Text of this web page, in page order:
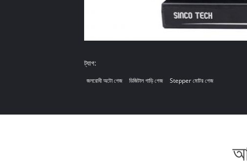
ট্যাগ:
জলরোধী অটো গেজ ডিজিটাল গাড়ি গেজ Stepper মোটর গেজ